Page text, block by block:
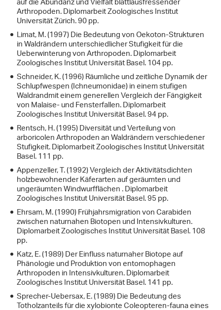
Arthropoden. Diplomarbeit Zoologisches Institut
Universität Zürich. 90 pp.
Limat, M. (1997) Die Bedeutung von Oekoton-Strukturen
in Waldrändern unterschiedlicher Stufigkeit für die
Ueberwinterung von Arthropoden. Diplomarbeit
Zoologisches Institut Universität Basel. 104 pp.
Schneider, K. (1996) Räumliche und zeitliche Dynamik der
Schlupfwespen (Ichneumonidae) in einem stufigen
Waldrandmit einem generellen Vergleich der Fängigkeit
von Malaise- und Fensterfallen. Diplomarbeit
Zoologisches Institut Universität Basel. 94 pp.
Rentsch, H. (1995) Diversität und Verteilung von
arboricolen Arthropoden an Waldrändern verschiedener
Stufigkeit. Diplomarbeit Zoologisches Institut Universität
Basel. 111 pp.
Appenzeller, T. (1992) Vergleich der Aktivitätsdichten
holzbewohnender Käferarten auf geräumten und
ungeräumten Windwurfflächen . Diplomarbeit
Zoologisches Institut Universität Basel. 95 pp.
Ehrsam, M. (1990) Frühjahrsmigration von Carabiden
zwischen naturnahen Biotopen und Intensivkulturen.
Diplomarbeit Zoologisches Institut Universität Basel. 108
pp.
Katz, E. (1989) Der Einfluss naturnaher Biotope auf
Phänologie und Produktion von entomophagen
Arthropoden in Intensivkulturen. Diplomarbeit
Zoologisches Institut Universität Basel. 141 pp.
Sprecher-Uebersax, E. (1989) Die Bedeutung des
Totholzanteils für die xylobionte Coleopteren-fauna eines